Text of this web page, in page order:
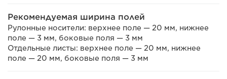
Рекомендуемая ширина полей
Рулонные носители: верхнее поле — 20 мм, нижнее
поле — 3 мм, боковые поля — 3 мм
Отдельные листы: верхнее поле — 20 мм, нижнее
поле — 20 мм, боковые поля — 3 мм